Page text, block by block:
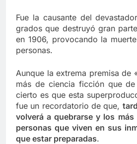
Fue la causante del
grados que destruyó gran
en 1906, provocando la
personas.
Aunque la extrema premisa de
más de ciencia ficción que
cierto es que esta
fue un recordatorio de que,
volverá a quebrarse y los
personas que viven en sus
que estar preparadas.